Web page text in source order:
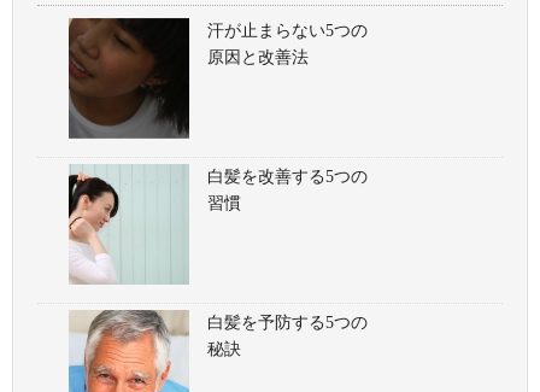
汗が止まらない5つの
原因と改善法
白髪を改善する5つの
習慣
白髪を予防する5つの
秘訣